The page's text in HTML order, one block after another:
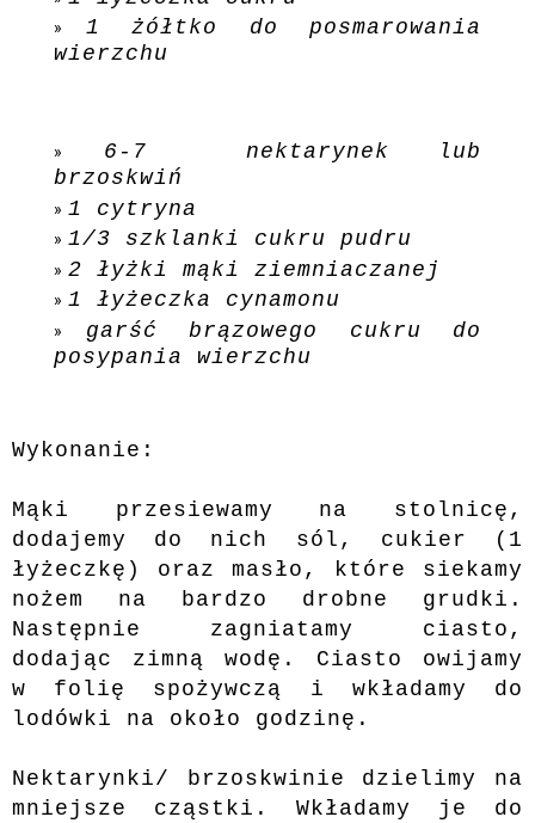
1 żółtko do posmarowania
wierzchu
6-7 nektarynek lub
brzoskwiń
1 cytryna
1/3 szklanki cukru pudru
2 łyżki mąki ziemniaczanej
1 łyżeczka cynamonu
garść brązowego cukru do
posypania wierzchu
Wykonanie:
Mąki przesiewamy na stolnicę,
dodajemy do nich sól, cukier (1
łyżeczkę) oraz masło, które siekamy
nożem na bardzo drobne grudki.
Następnie zagniatamy ciasto,
dodając zimną wodę. Ciasto owijamy
w folię spożywczą i wkładamy do
lodówki na około godzinę.
Nektarynki/ brzoskwinie dzielimy na
mniejsze cząstki. Wkładamy je do